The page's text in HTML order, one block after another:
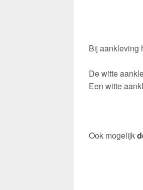
Bij aankleving
De witte
Een witte
Ook mogelijk